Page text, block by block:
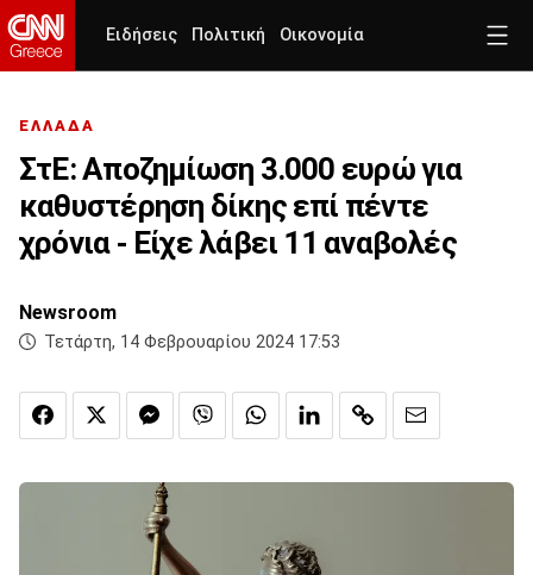
Ειδήσεις Πολιτική Οικονομία
ΕΛΛΑΔΑ
ΣτΕ: Αποζημίωση 3.000 ευρώ για
καθυστέρηση δίκης επί πέντε
χρόνια - Είχε λάβει 11 αναβολές
Newsroom
Τετάρτη, 14 Φεβρουαρίου 2024 17:53